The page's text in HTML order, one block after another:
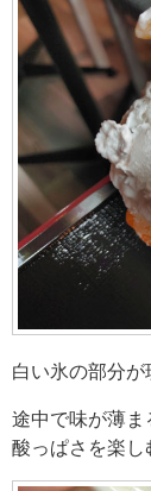
白い氷の部分が
途中で味が薄ま
酸っぱさを楽